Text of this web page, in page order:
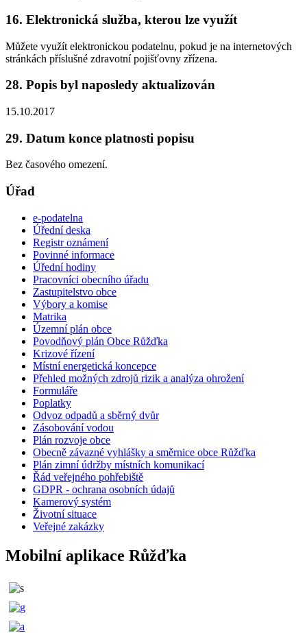
16. Elektronická služba, kterou lze využít
Můžete využít elektronickou podatelnu, pokud je na internetových
stránkách příslušné zdravotní pojišťovny zřízena.
28. Popis byl naposledy aktualizován
15.10.2017
29. Datum konce platnosti popisu
Bez časového omezení.
Úřad
e-podatelna
Úřední deska
Registr oznámení
Povinné informace
Úřední hodiny
Pracovníci obecního úřadu
Zastupitelstvo obce
Výbory a komise
Matrika
Územní plán obce
Povodňový plán Obce Růžďka
Krizové řízení
Místní energetická koncepce
Přehled možných zdrojů rizik a analýza ohrožení
Formuláře
Poplatky
Odvoz odpadů a sběrný dvůr
Zásobování vodou
Plán rozvoje obce
Obecně závazné vyhlášky a směrnice obce Růžďka
Plán zimní údržby místních komunikací
Řád veřejného pohřebiště
GDPR - ochrana osobních údajů
Kamerový systém
Životní situace
Veřejné zakázky
Mobilní aplikace Růžďka